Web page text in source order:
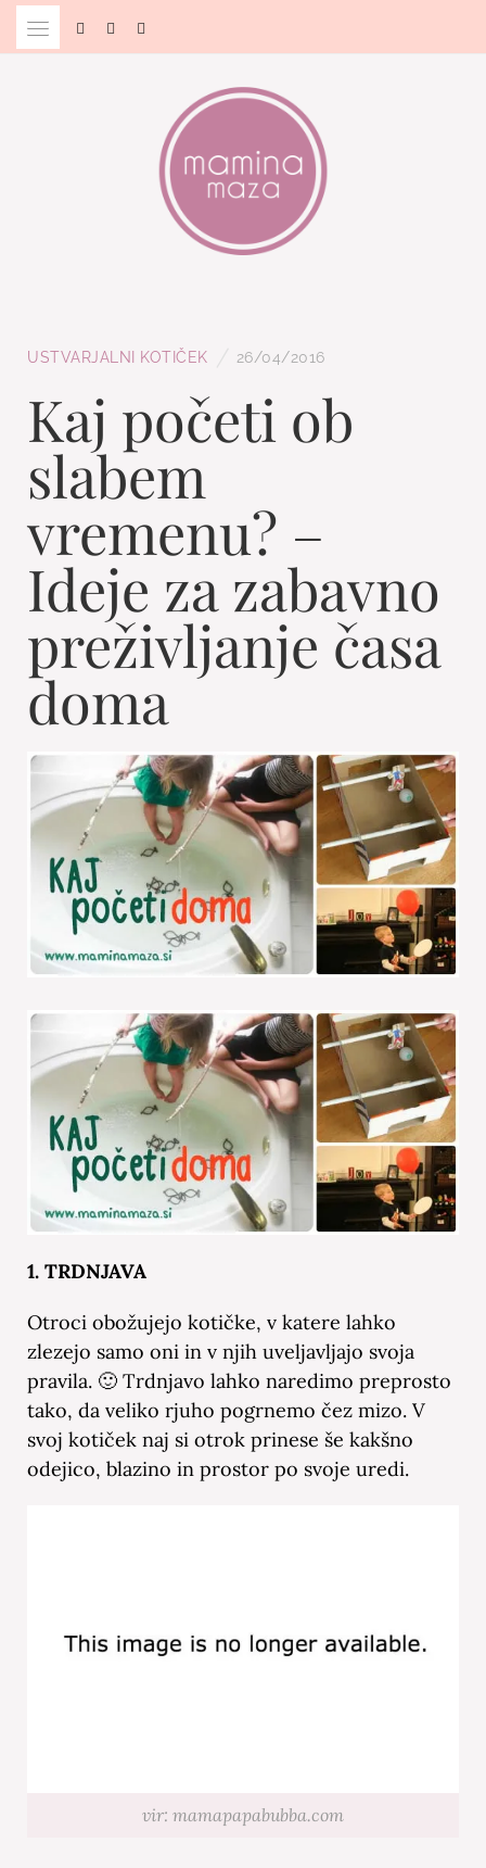
Skip
USTVARJALNI KOTIČEK 26/04/2016
Kaj početi ob
slabem
vremenu? –
Ideje za zabavno
preživljanje časa
doma
1. TRDNJAVA
Otroci obožujejo kotičke, v katere lahko
zlezejo samo oni in v njih uveljavljajo svoja
pravila. 🙂 Trdnjavo lahko naredimo preprosto
tako, da veliko rjuho pogrnemo čez mizo. V
svoj kotiček naj si otrok prinese še kakšno
odejico, blazino in prostor po svoje uredi.
vir: mamapapabubba.com